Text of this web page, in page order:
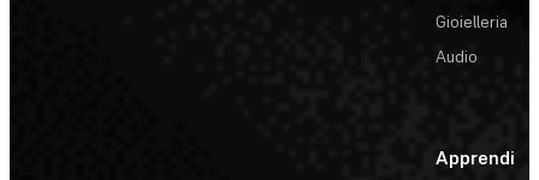
Gioielleria
Audio
Apprendi